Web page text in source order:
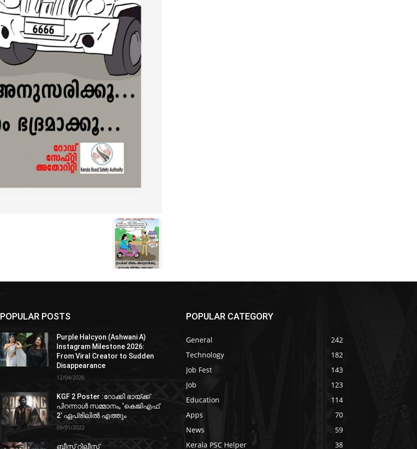
POPULAR POSTS
Purple Halcyon (Ashwani A)
Instagram Milestone 2026:
From Viral Creator to Sudden
Disappearance
12/04/2026
KGF 2 Poster :റോക്കി ഭായ്ക്ക്
പിറന്നാൾ സമ്മാനം, ‘കെജിഎഫ്
2’ ഏപ്രിലിൽ എത്തും
09/01/2022
ബീസ്റ്റ് റിലീസ്
POPULAR CATEGORY
General
242
Technology
182
Job Fest
143
Job
123
Education
114
Apps
70
News
59
Kerala PSC Helper
38